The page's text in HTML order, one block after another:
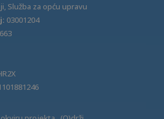
Služba za opću upravu
03001204